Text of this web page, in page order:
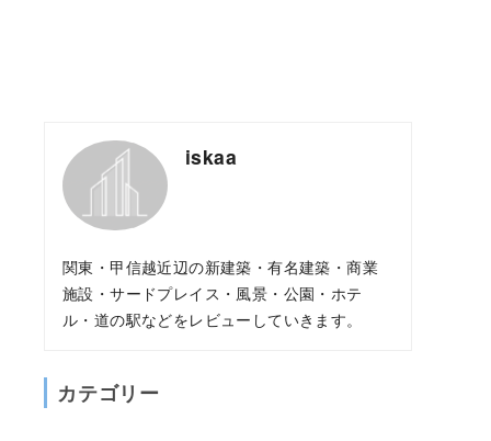
iskaa
関東・甲信越近辺の新建築・有名建築・商業
施設・サードプレイス・風景・公園・ホテ
ル・道の駅などをレビューしていきます。
カテゴリー